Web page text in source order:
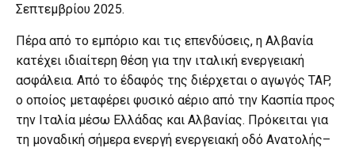
Σεπτεμβρίου 2025.
Πέρα από το εμπόριο και τις επενδύσεις, η Αλβανία
κατέχει ιδιαίτερη θέση για την ιταλική ενεργειακή
ασφάλεια. Από το έδαφός της διέρχεται ο αγωγός TAP,
ο οποίος μεταφέρει φυσικό αέριο από την Κασπία προς
την Ιταλία μέσω Ελλάδας και Αλβανίας. Πρόκειται για
τη μοναδική σήμερα ενεργή ενεργειακή οδό Ανατολής–